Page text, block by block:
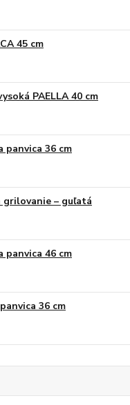
45 cm
PAELLA 40 cm
panvica 36 cm
– guľatá
panvica 46 cm
36 cm